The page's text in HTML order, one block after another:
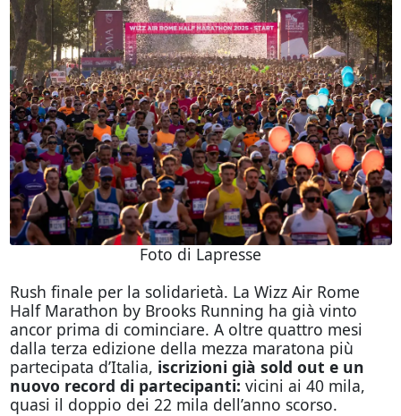
Foto di Lapresse
Rush finale per la solidarietà. La Wizz Air Rome
Half Marathon by Brooks Running ha già vinto
ancor prima di cominciare. A oltre quattro mesi
dalla terza edizione della mezza maratona più
partecipata d’Italia, iscrizioni già sold out e un
nuovo record di partecipanti: vicini ai 40 mila,
quasi il doppio dei 22 mila dell’anno scorso.